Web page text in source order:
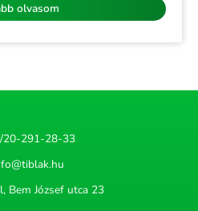
olvasom
20-291-28-33
Bem József utca 23